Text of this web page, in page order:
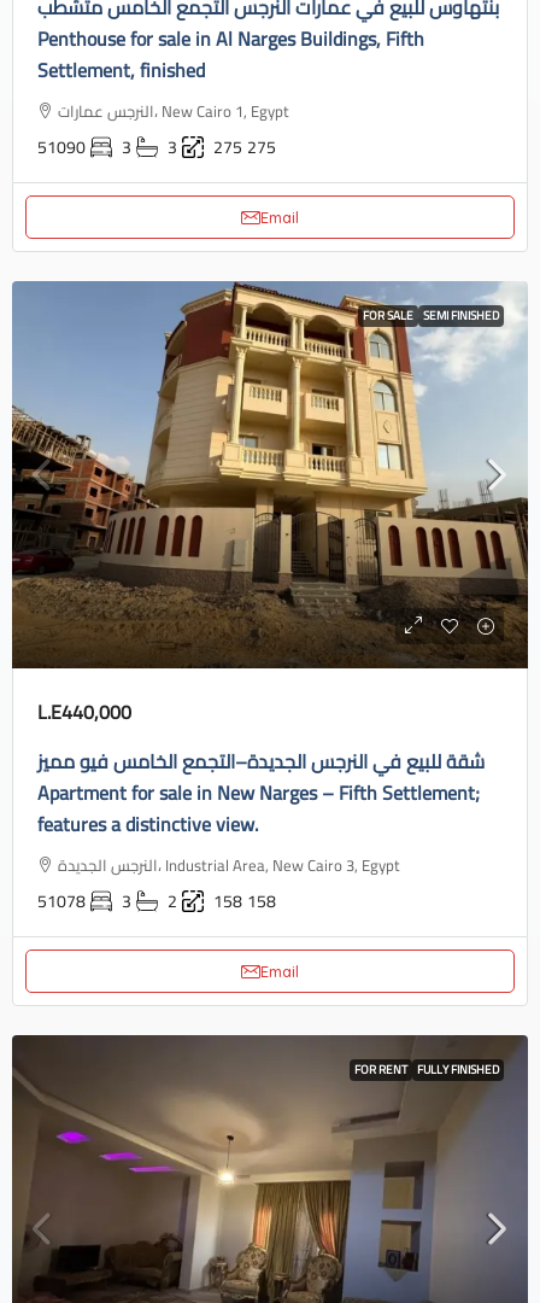
بنتهاوس للبيع في عمارات النرجس التجمع الخامس متشطب
Penthouse for sale in Al Narges Buildings, Fifth
Settlement, finished
النرجس عمارات، New Cairo 1, Egypt
51090 3 3 275 275
Email
FOR SALE SEMI FINISHED
L.E440,000
شقة للبيع في النرجس الجديدة–التجمع الخامس فيو مميز
Apartment for sale in New Narges – Fifth Settlement;
features a distinctive view.
النرجس الجديدة، Industrial Area, New Cairo 3, Egypt
51078 3 2 158158
Email
FOR RENT FULLY FINISHED